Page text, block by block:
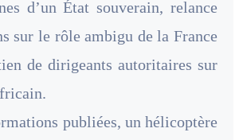
d’un État souverain, relance
sur le rôle ambigu de la France
de dirigeants autoritaires sur
publiées, un hélicoptère